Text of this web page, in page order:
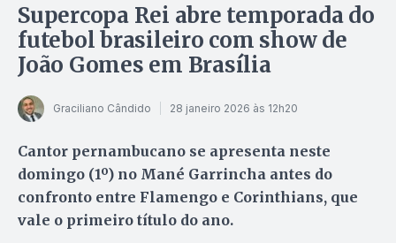
Supercopa Rei abre temporada do
futebol brasileiro com show de
João Gomes em Brasília
Graciliano Cândido 28 janeiro 2026 às 12h20
Cantor pernambucano se apresenta neste
domingo (1º) no Mané Garrincha antes do
confronto entre Flamengo e Corinthians, que
vale o primeiro título do ano.